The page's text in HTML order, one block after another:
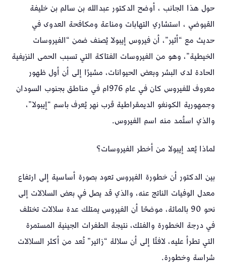
حول هذا الجانب ، أوضح الدكتور عبدالله بن سالم بن خليفة
القيوضي ، استشاري التهابات ومناعة ومكافحة العدوى في
حديث مع “أثير”، أن فيروس إيبولا يُصنف ضمن “الفيروسات
الخيطية”، وهو من الفيروسات الفتاكة التي تسبب الحمى النزيفية
الحادة لدى البشر وبعض الحيوانات، مشيرًا إلى أن أول ظهور
معروف للفيروس كان في عام 1976م في مناطق بجنوب السودان
وجمهورية الكونغو الديمقراطية قرب نهر يُعرف باسم “إيبولا”،
والذي استُمد منه اسم الفيروس.
لماذا يُعد إيبولا من أخطر الفيروسات؟
بين الدكتور أن خطورة الفيروس تعود بصورة أساسية إلى ارتفاع
معدل الوفيات الناتج عنه، والذي قد يصل في بعض السلالات إلى
نحو 90 بالمائة، موضحًا أن الفيروس يمتلك عدة سلالات تختلف
في درجة الخطورة والفتك، نتيجة الطفرات الجينية المستمرة
التي تطرأ عليه، لافتًا إلى أن سلالة “زائير” تُعد من أكثر السلالات
شراسة وخطورة.